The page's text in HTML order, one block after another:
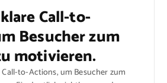
Call-to-
Besucher zum
motivieren.
Call-to-Actions, um Besucher zum